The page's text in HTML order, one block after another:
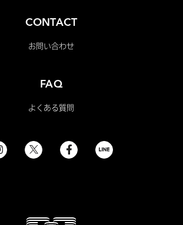
CONTACT
お問い合わせ
FAQ
よくある質問